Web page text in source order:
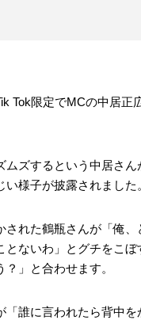
Tok限定でMCの中居正
ムズするという中居さ
い様子が披露されました
された鶴瓶さんが「俺
とないわ」とグチをこ
？」と合わせます。
「誰に言われたら背中